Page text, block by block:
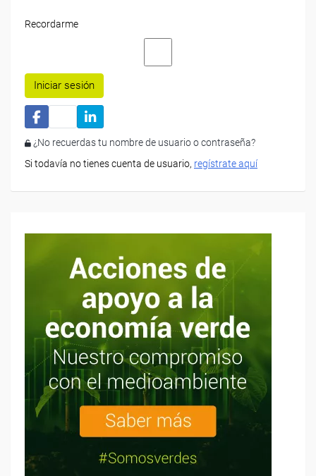
Recordarme
Iniciar sesión
¿No recuerdas tu nombre de usuario o contraseña?
Si todavía no tienes cuenta de usuario, regístrate aquí